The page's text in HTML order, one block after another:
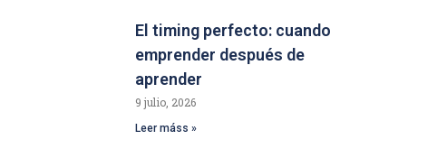
El timing perfecto: cuando
emprender después de
aprender
9 julio, 2026
Leer máss »